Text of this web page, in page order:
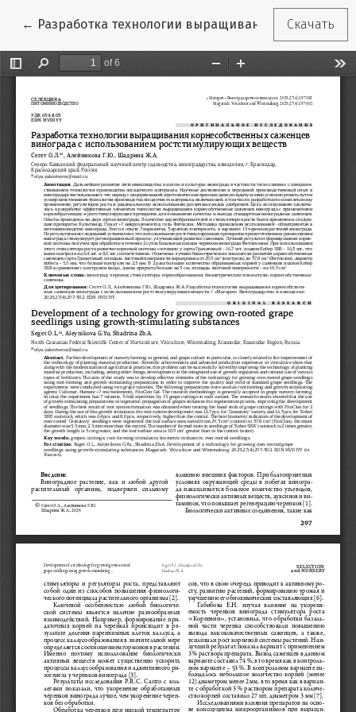
← Вернуться к Подробностям о статье
Разработка технологии выращивания Скачать